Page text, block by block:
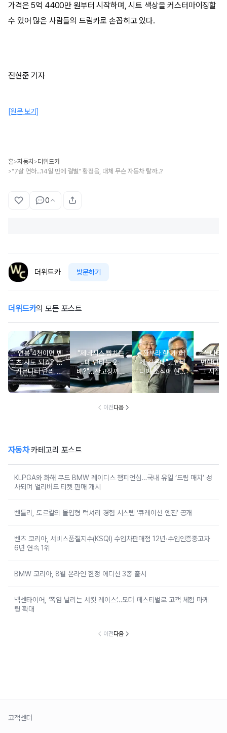
가격은 5억 4400만 원부터 시작하며, 시트 색상을 커스터마이징할
수 있어 많은 사람들의 드림카로 손꼽히고 있다.
전현준 기자
[원문 보기]
홈>자동차>더위드카
>"7살 연하...14일 만에 결별" 황정음, 대체 무슨 자동차 탈까..?
0
더위드카 방문하기
더위드카의 모든 포스트
"연봉 4천이면 벤
츠 사도 되죠?"…
커뮤니티 난리 난
'현실적 수입차' 보
니
"제네시스 뺨치는
데 연비는 2
배?"...잔고장까지
없는 신차에 '이럴
수가'
"깐부라 한 게 어
제 같은데"…엔비
디아 소식에 현대
차 '초위기 상황'
“쏘나타
변한다
그 시절
고 소식
오너들
이전다음
자동차카테고리 포스트
KLPGA와 화해 무드 BMW 레이디스 챔피언십…국내 유일 ‘드림 매치’ 성
사되며 얼리버드 티켓 판매 개시
벤틀리, 토르칼의 몰입형 럭셔리 경험 시스템 ‘큐레이션 엔진’ 공개
벤츠 코리아, 서비스품질지수(KSQI) 수입차판매점 12년·수입인증중고차
6년 연속 1위
BMW 코리아, 8월 온라인 한정 에디션 3종 출시
넥센타이어, ‘폭염 날리는 서킷 레이스’…모터 페스티벌로 고객 체험 마케
팅 확대
이전다음
고객센터